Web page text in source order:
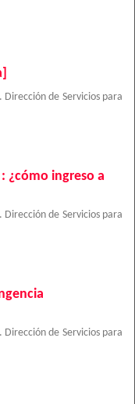
de Servicios para
¿cómo ingreso a
de Servicios para
de Servicios para